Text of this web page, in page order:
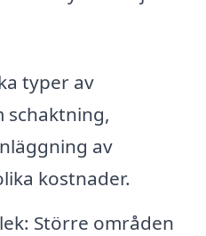
typer av
schaktning,
av
kostnader.
Större områden